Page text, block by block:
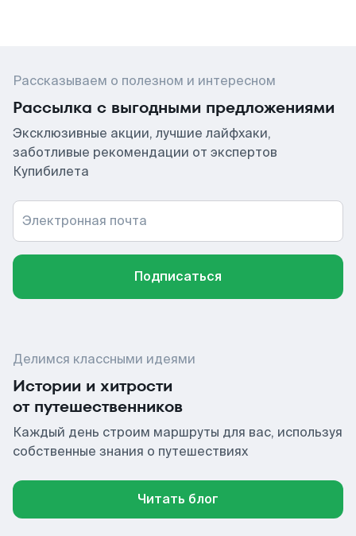
Рассказываем о полезном и интересном
Рассылка с выгодными предложениями
Эксклюзивные акции, лучшие лайфхаки,
заботливые рекомендации от экспертов
Купибилета
Электронная почта
Подписаться
Делимся классными идеями
Истории и хитрости
от путешественников
Каждый день строим маршруты для вас, используя
собственные знания о путешествиях
Читать блог